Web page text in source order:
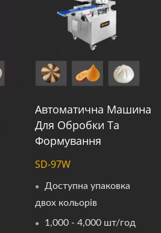
Автоматична Машина
Для Обробки Та
Формування
SD-97W
Доступна упаковка
двох кольорів
1,000 - 4,000 шт/год